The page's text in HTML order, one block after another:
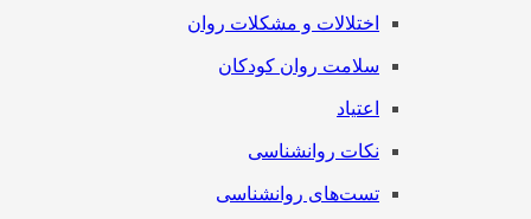
اختلالات و مشکلات روان
سلامت روان کودکان
اعتیاد
نکات روانشناسی
تست‌های روانشناسی